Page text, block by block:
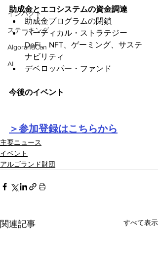
インパクト
ステーキング
AlgorandCan
AI
助成金とエコシステムの資金調達
助成金プログラムの閉鎖
バーティカル・ストラテジー
DeFi、NFT、ゲーミング、サステ
ナビリティ
デベロッパー・ファンド
今後のイベント
＞参加登録はこちらから
主要ニュース
イベント
アルゴランド財団
関連記事 すべて表示